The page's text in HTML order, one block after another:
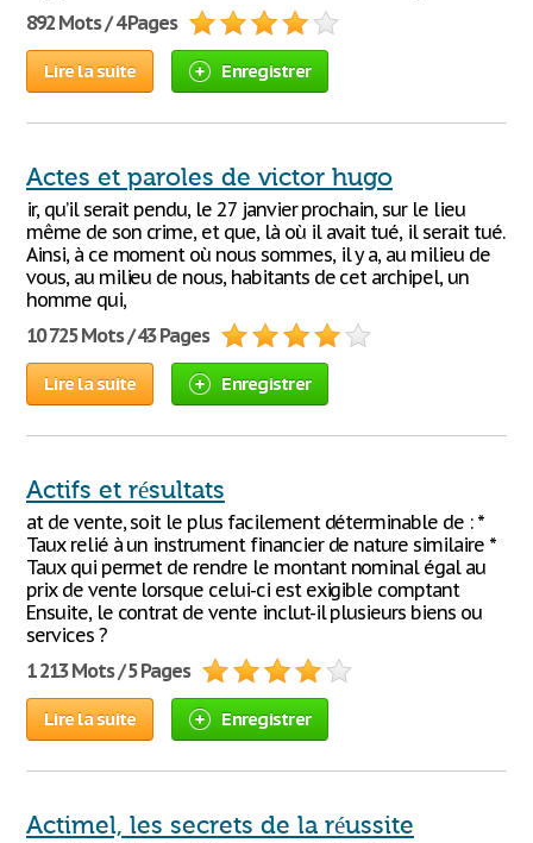
892 Mots / 4 Pages
Lire la suite Enregistrer
Actes et paroles de victor hugo
ir, qu’il serait pendu, le 27 janvier prochain, sur le lieu
même de son crime, et que, là où il avait tué, il serait tué.
Ainsi, à ce moment où nous sommes, il y a, au milieu de
vous, au milieu de nous, habitants de cet archipel, un
homme qui,
10 725 Mots / 43 Pages
Lire la suite Enregistrer
Actifs et résultats
at de vente, soit le plus facilement déterminable de : *
Taux relié à un instrument financier de nature similaire *
Taux qui permet de rendre le montant nominal égal au
prix de vente lorsque celui-ci est exigible comptant
Ensuite, le contrat de vente inclut-il plusieurs biens ou
services ?
1 213 Mots / 5 Pages
Lire la suite Enregistrer
Actimel, les secrets de la réussite